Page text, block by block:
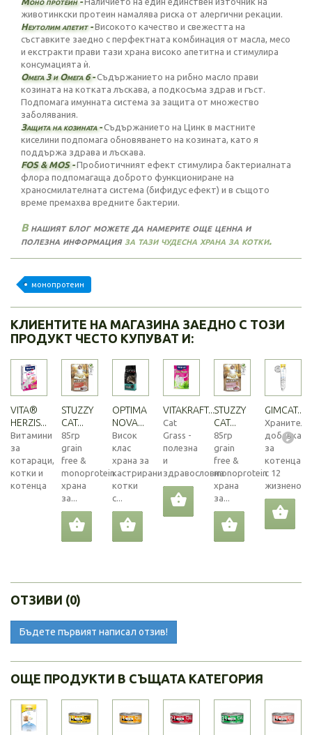
животинкски протеин намалява риска от алергични рекации.
Неутолим апетит -Високото качество и свежестта на
съставките заедно с перфектната комбинация от масла, месо
и екстракти прави тази храна високо апетитна и стимулира
консумацията ѝ.
Омега 3 и Омега 6 -Съдържанието на рибно масло прави
козината на котката лъскава, а подкосъма здрав и гъст.
Подпомага имунната система за защита от множество
заболявания.
Защита на козината -Съдържанието на Цинк в мастните
киселини подпомага обновяването на козината, като я
поддържа здрава и лъскава.
FOS & MOS -Прoбиотичният ефект стимулира бактериалната
флора подпомагаща доброто функциониране на
храносмилателната система (бифидус ефект) и в същото
време премахва вредните бактерии.
Внашият блог можете да намерите още ценна и
полезна информацияза тази чудесна храна за котки.
монопротеин
КЛИЕНТИТЕ НА МАГАЗИНА ЗАЕДНО С ТОЗИ
ПРОДУКТ ЧЕСТО КУПУВАТ И:
VITA®
HERZIS...
Витамини
за
котараци,
котки и
котенца
STUZZY
CAT...
85гр
grain
free &
monoprotein
храна
за...
OPTIMA
NOVA...
Висок
клас
храна за
кастрирани
котки
с...
VITAKRAFT...
Cat
Grass -
полезна
и
здравословна
STUZZY
CAT...
85гр
grain
free &
monoprotein
храна
за...
GIMCAT...
добавка
за
котенца
с 12
жизнено...
ОТЗИВИ (0)
Бъдете първият написал отзив!
ОЩЕ ПРОДУКТИ В СЪЩАТА КАТЕГОРИЯ